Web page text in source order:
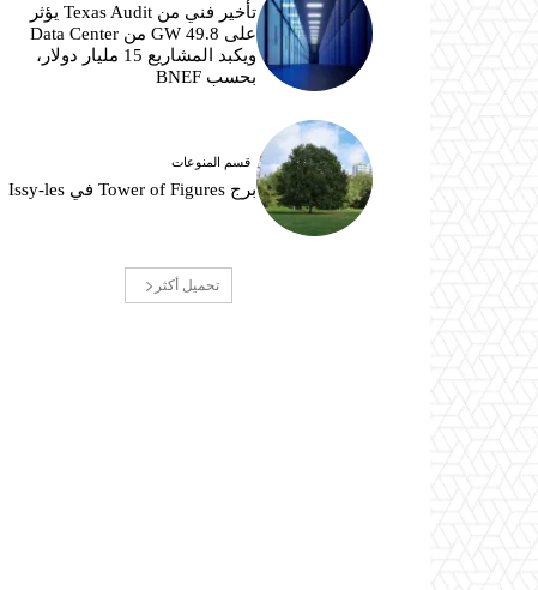
تأخير فني من Texas Audit يؤثر
على 49.8 GW من Data Center
ويكبد المشاريع 15 مليار دولار،
بحسب BNEF
قسم المنوعات
برج Tower of Figures في Issy-les
تحميل أكثر